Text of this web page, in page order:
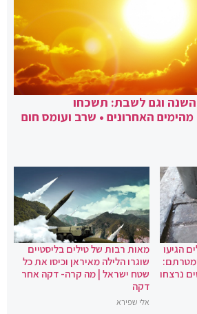
השנה וגם לשבת: תשכחו
האחרונים • שרב ועומס חום
הגיעו
נרצחו
מאות רבות של טילים בליסטיים
שוגרו הלילה מאיראן וכיסו את כל
שטח ישראל | מה קרה- דקה אחר
דקה
אלי שפירא